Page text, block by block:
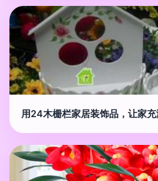
用24木栅栏家居装饰品，让家